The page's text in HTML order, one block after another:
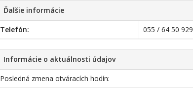
Ďalšie informácie
Telefón: 055 / 64 50 929
Informácie o aktuálnosti údajov
Posledná zmena otváracích hodín: